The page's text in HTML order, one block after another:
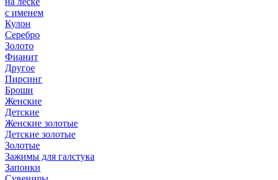
с именем
Кулон
Серебро
Золото
Фианит
Другое
Пирсинг
Броши
Женские
Детские
Женские золотые
Детские золотые
Золотые
Зажимы для галстука
Запонки